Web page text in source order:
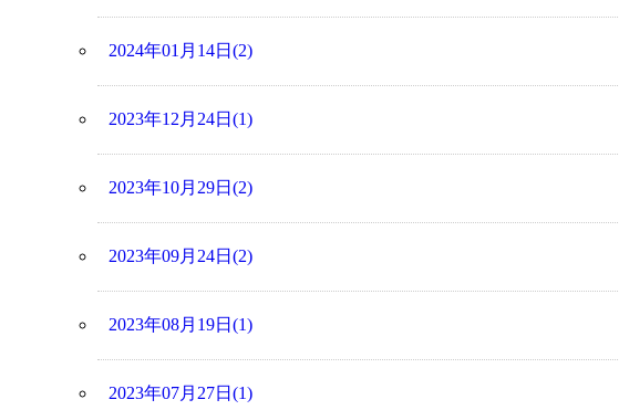
2024年01月14日(2)
2023年12月24日(1)
2023年10月29日(2)
2023年09月24日(2)
2023年08月19日(1)
2023年07月27日(1)